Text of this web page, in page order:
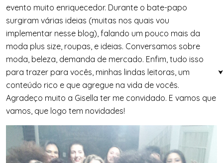
evento muito enriquecedor. Durante o bate-papo
surgiram várias ideias (muitas nos quais vou
implementar nesse blog), falando um pouco mais da
moda plus size, roupas, e ideias. Conversamos sobre
moda, beleza, demanda de mercado. Enfim, tudo isso
para trazer para vocês, minhas lindas leitoras, um
conteúdo rico e que agregue na vida de vocês.
Agradeço muito a Gisella ter me convidado. E vamos que
vamos, que logo tem novidades!